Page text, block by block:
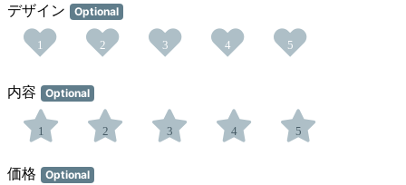
デザイン Optional
1 2 3 4 5
内容 Optional
1 2 3 4 5
価格 Optional